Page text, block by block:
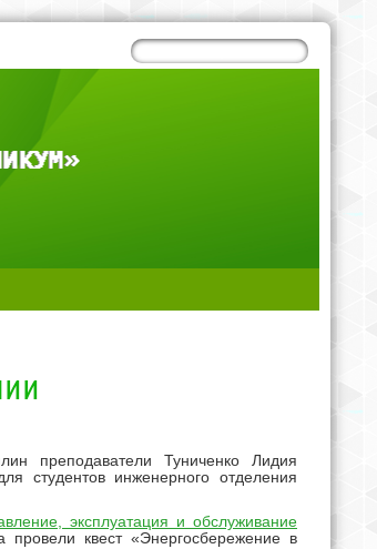
преподаватели Туниченко Лидия
студентов инженерного отделения
эксплуатация и обслуживание
провели квест «Энергосбережение в